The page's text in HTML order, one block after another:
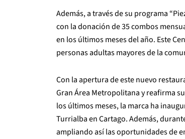
Además, a través de su programa
con la donación de 35 combos
en los últimos meses del año. Este
personas adultas mayores de la
Con la apertura de este nuevo
Gran Área Metropolitana y reafirma
los últimos meses, la marca ha
Turrialba en Cartago. Además,
ampliando así las oportunidades de